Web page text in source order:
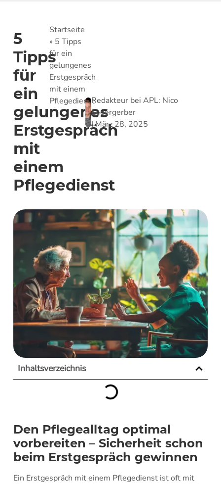
5
Tipps
für
ein
gelungenes
Erstgespräch
mit
einem
Pflegedienst
Startseite
» 5 Tipps
für ein
gelungenes
Erstgespräch
mit einem
PflegedienstRedakteur bei APL: Nico
Ledergerber
|März 28, 2025
Inhaltsverzeichnis
Den Pflegealltag optimal
vorbereiten – Sicherheit schon
beim Erstgespräch gewinnen
Ein Erstgespräch mit einem Pflegedienst ist oft mit